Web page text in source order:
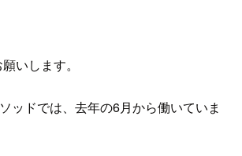
いします。
ッドでは、去年の6月から働いていま